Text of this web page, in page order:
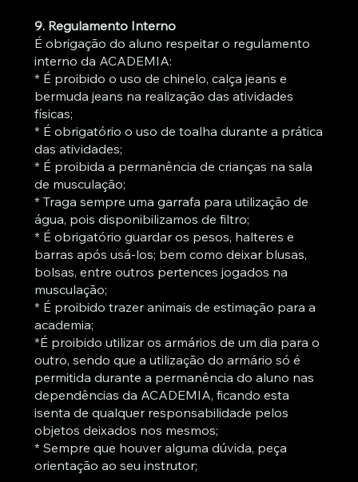
9. Regulamento Interno
É obrigação do aluno respeitar o regulamento
interno da ACADEMIA:
* É proibido o uso de chinelo, calça jeans e
bermuda jeans na realização das atividades
físicas;
* É obrigatório o uso de toalha durante a prática
das atividades;
* É proibida a permanência de crianças na sala
de musculação;
* Traga sempre uma garrafa para utilização de
água, pois disponibilizamos de filtro;
* É obrigatório guardar os pesos, halteres e
barras após usá-los; bem como deixar blusas,
bolsas, entre outros pertences jogados na
musculação;
* É proibido trazer animais de estimação para a
academia;
*É proibido utilizar os armários de um dia para o
outro, sendo que a utilização do armário só é
permitida durante a permanência do aluno nas
dependências da ACADEMIA, ficando esta
isenta de qualquer responsabilidade pelos
objetos deixados nos mesmos;
* Sempre que houver alguma dúvida, peça
orientação ao seu instrutor;